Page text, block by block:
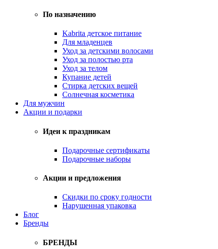
По назначению
Kabrita детское питание
Для младенцев
Уход за детскими волосами
Уход за полостью рта
Уход за телом
Купание детей
Стирка детских вещей
Солнечная косметика
Для мужчин
Акции и подарки
Идеи к праздникам
Подарочные сертификаты
Подарочные наборы
Акции и предложения
Скидки по сроку годности
Нарушенная упаковка
Блог
Бренды
БРЕНДЫ